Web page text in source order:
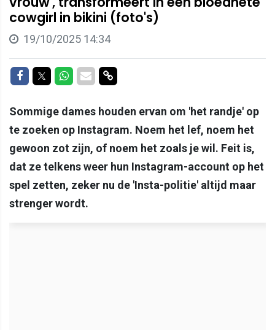
cowgirl in bikini (foto's)
19/10/2025 14:34
Delen op Facebook
Delen op Twitter
Delen op Whatsapp
Delen via Mail
Delen via link
Sommige dames houden ervan om 'het randje' op
te zoeken op Instagram. Noem het lef, noem het
gewoon zot zijn, of noem het zoals je wil. Feit is,
dat ze telkens weer hun Instagram-account op het
spel zetten, zeker nu de 'Insta-politie' altijd maar
strenger wordt.